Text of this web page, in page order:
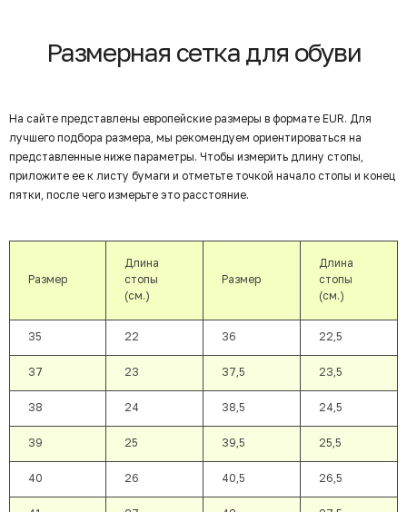
Размерная сетка для обуви
На сайте представлены европейские размеры в формате EUR. Для
лучшего подбора размера, мы рекомендуем ориентироваться на
представленные ниже параметры. Чтобы измерить длину стопы,
приложите ее к листу бумаги и отметьте точкой начало стопы и конец
пятки, после чего измерьте это расстояние.
Размер
Длина
стопы
(см.)
Размер
Длина
стопы
(см.)
35 22 36 22,5
37 23 37,5 23,5
38 24 38,5 24,5
39 25 39,5 25,5
40 26 40,5 26,5